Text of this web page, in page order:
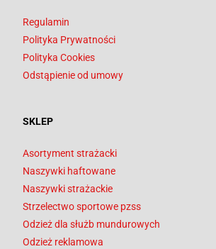
Regulamin
Polityka Prywatności
Polityka Cookies
Odstąpienie od umowy
SKLEP
Asortyment strażacki
Naszywki haftowane
Naszywki strażackie
Strzelectwo sportowe pzss
Odzież dla służb mundurowych
Odzież reklamowa